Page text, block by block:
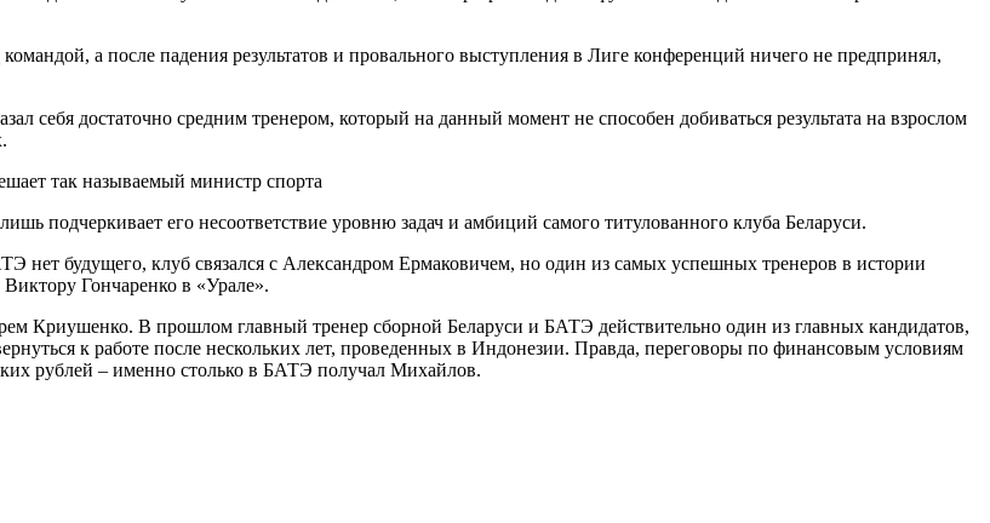
а после падения результатов и провального выступления в Лиге конференций ничего не предпринял,
себя достаточно средним тренером, который на данный момент не способен добиваться результата на взрослом
подчеркивает его несоответствие уровню задач и амбиций самого титулованного клуба Беларуси.
нет будущего, клуб связался с Александром Ермаковичем, но один из самых успешных тренеров в истории
Гончаренко в «Урале».
Криушенко. В прошлом главный тренер сборной Беларуси и БАТЭ действительно один из главных кандидатов,
к работе после нескольких лет, проведенных в Индонезии. Правда, переговоры по финансовым условиям
рублей – именно столько в БАТЭ получал Михайлов.